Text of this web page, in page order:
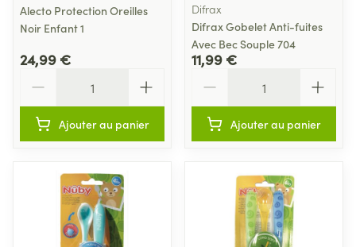
Alecto Protection Oreilles
Noir Enfant 1
24,99 €
Ajouter au panier
Difrax
Difrax Gobelet Anti-fuites
Avec Bec Souple 704
11,99 €
Ajouter au panier